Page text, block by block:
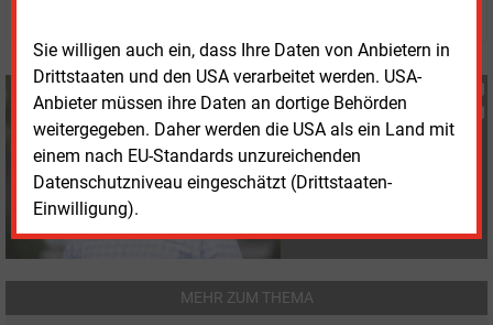
Sie willigen auch ein, dass Ihre Daten von Anbietern in
Drittstaaten und den USA verarbeitet werden. USA-
Anbieter müssen ihre Daten an dortige Behörden
weitergegeben. Daher werden die USA als ein Land mit
einem nach EU-Standards unzureichenden
Datenschutzniveau eingeschätzt (Drittstaaten-
Einwilligung).
+49 (0) 6007 9396075
f.wilhelm@energie-und-
management.de
MEHR ZUM THEMA